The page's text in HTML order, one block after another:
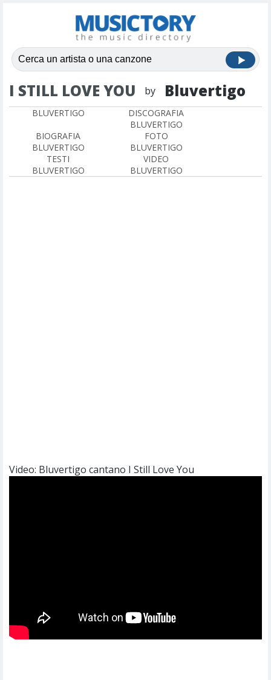
I STILL LOVE YOU by Bluvertigo
BLUVERTIGO
DISCOGRAFIA
BLUVERTIGO
BIOGRAFIA
BLUVERTIGO
FOTO
BLUVERTIGO
TESTI
BLUVERTIGO
VIDEO
BLUVERTIGO
Video: Bluvertigo cantano I Still Love You